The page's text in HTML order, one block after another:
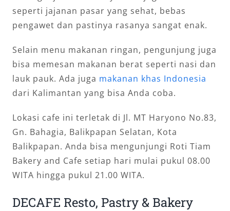
seperti jajanan pasar yang sehat, bebas
pengawet dan pastinya rasanya sangat enak.
Selain menu makanan ringan, pengunjung juga
bisa memesan makanan berat seperti nasi dan
lauk pauk. Ada juga makanan khas Indonesia
dari Kalimantan yang bisa Anda coba.
Lokasi cafe ini terletak di Jl. MT Haryono No.83,
Gn. Bahagia, Balikpapan Selatan, Kota
Balikpapan. Anda bisa mengunjungi Roti Tiam
Bakery and Cafe setiap hari mulai pukul 08.00
WITA hingga pukul 21.00 WITA.
DECAFE Resto, Pastry & Bakery